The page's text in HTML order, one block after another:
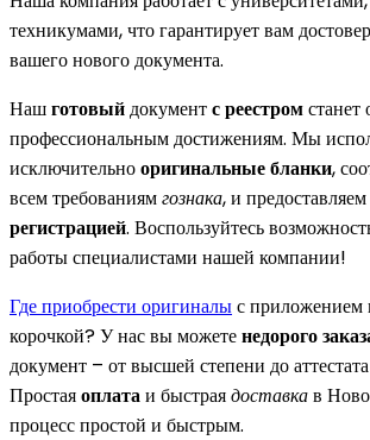
техникумами, что гарантирует вам
вашего нового документа.
Нашготовыйдокументс реестром
профессиональным достижениям. Мы
исключительнооригинальные бланки,
всем требованиямгознака, и
регистрацией. Воспользуйтесь
работы специалистами нашей компании!
Где приобрести оригиналыс приложением
корочкой? У нас вы можетенедорого
документ – от высшей степени до
Простаяоплатаи быстраядоставкав
процесс простой и быстрым.